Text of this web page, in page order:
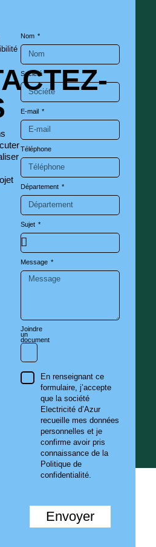
Nom
Société
E-mail
Téléphone
Département
Sujet
Message
Joindre
un
document
En renseignant ce
formulaire, j’accepte
que la société
Electricité d’Azur
recueille mes données
personnelles et je
confirme avoir pris
connaissance de la
Politique de
confidentialité.
Envoyer